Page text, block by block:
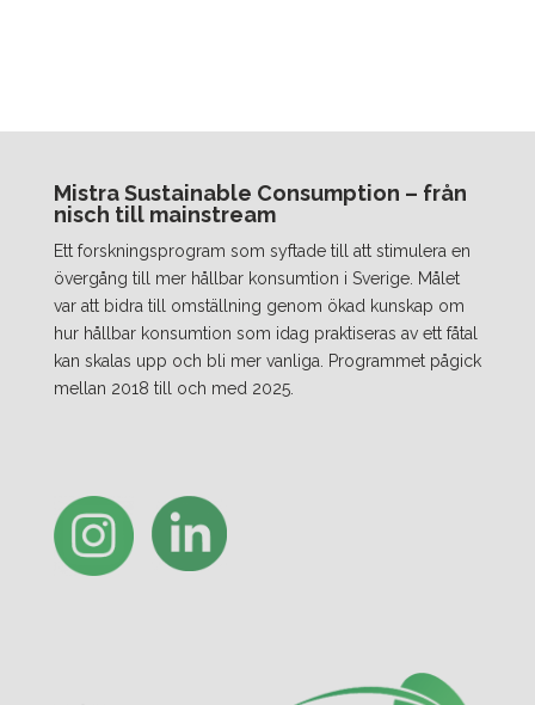
Mistra Sustainable Consumption – från
nisch till mainstream
Ett forskningsprogram som syftade till att stimulera en
övergång till mer hållbar konsumtion i Sverige. Målet
var att bidra till omställning genom ökad kunskap om
hur hållbar konsumtion som idag praktiseras av ett fåtal
kan skalas upp och bli mer vanliga. Programmet pågick
mellan 2018 till och med 2025.